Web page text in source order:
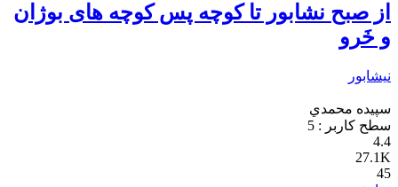
از صبح نشابور تا کوچه پس کوچه های بوژان
و خَرو
نیشابور
سپيده محمدي
سطح کاربر : 5
4.4
27.1K
45